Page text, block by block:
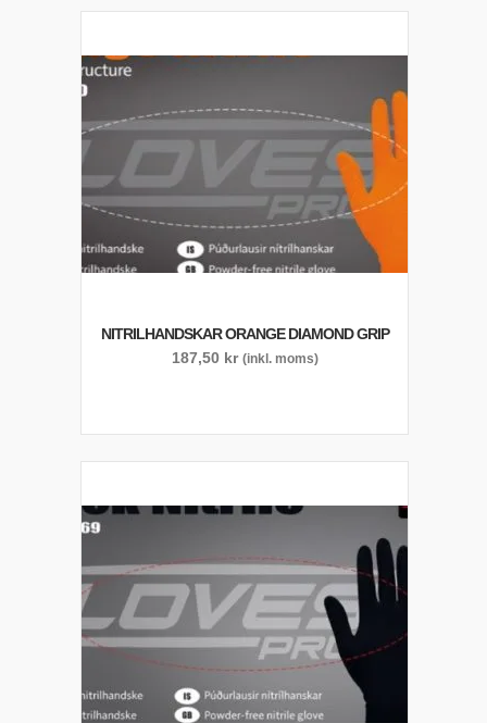
NITRILHANDSKAR ORANGE DIAMOND GRIP
187,50 kr (inkl. moms)